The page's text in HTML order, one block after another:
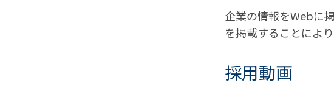
企業の情報をWebに
を掲載することによ
採用動画